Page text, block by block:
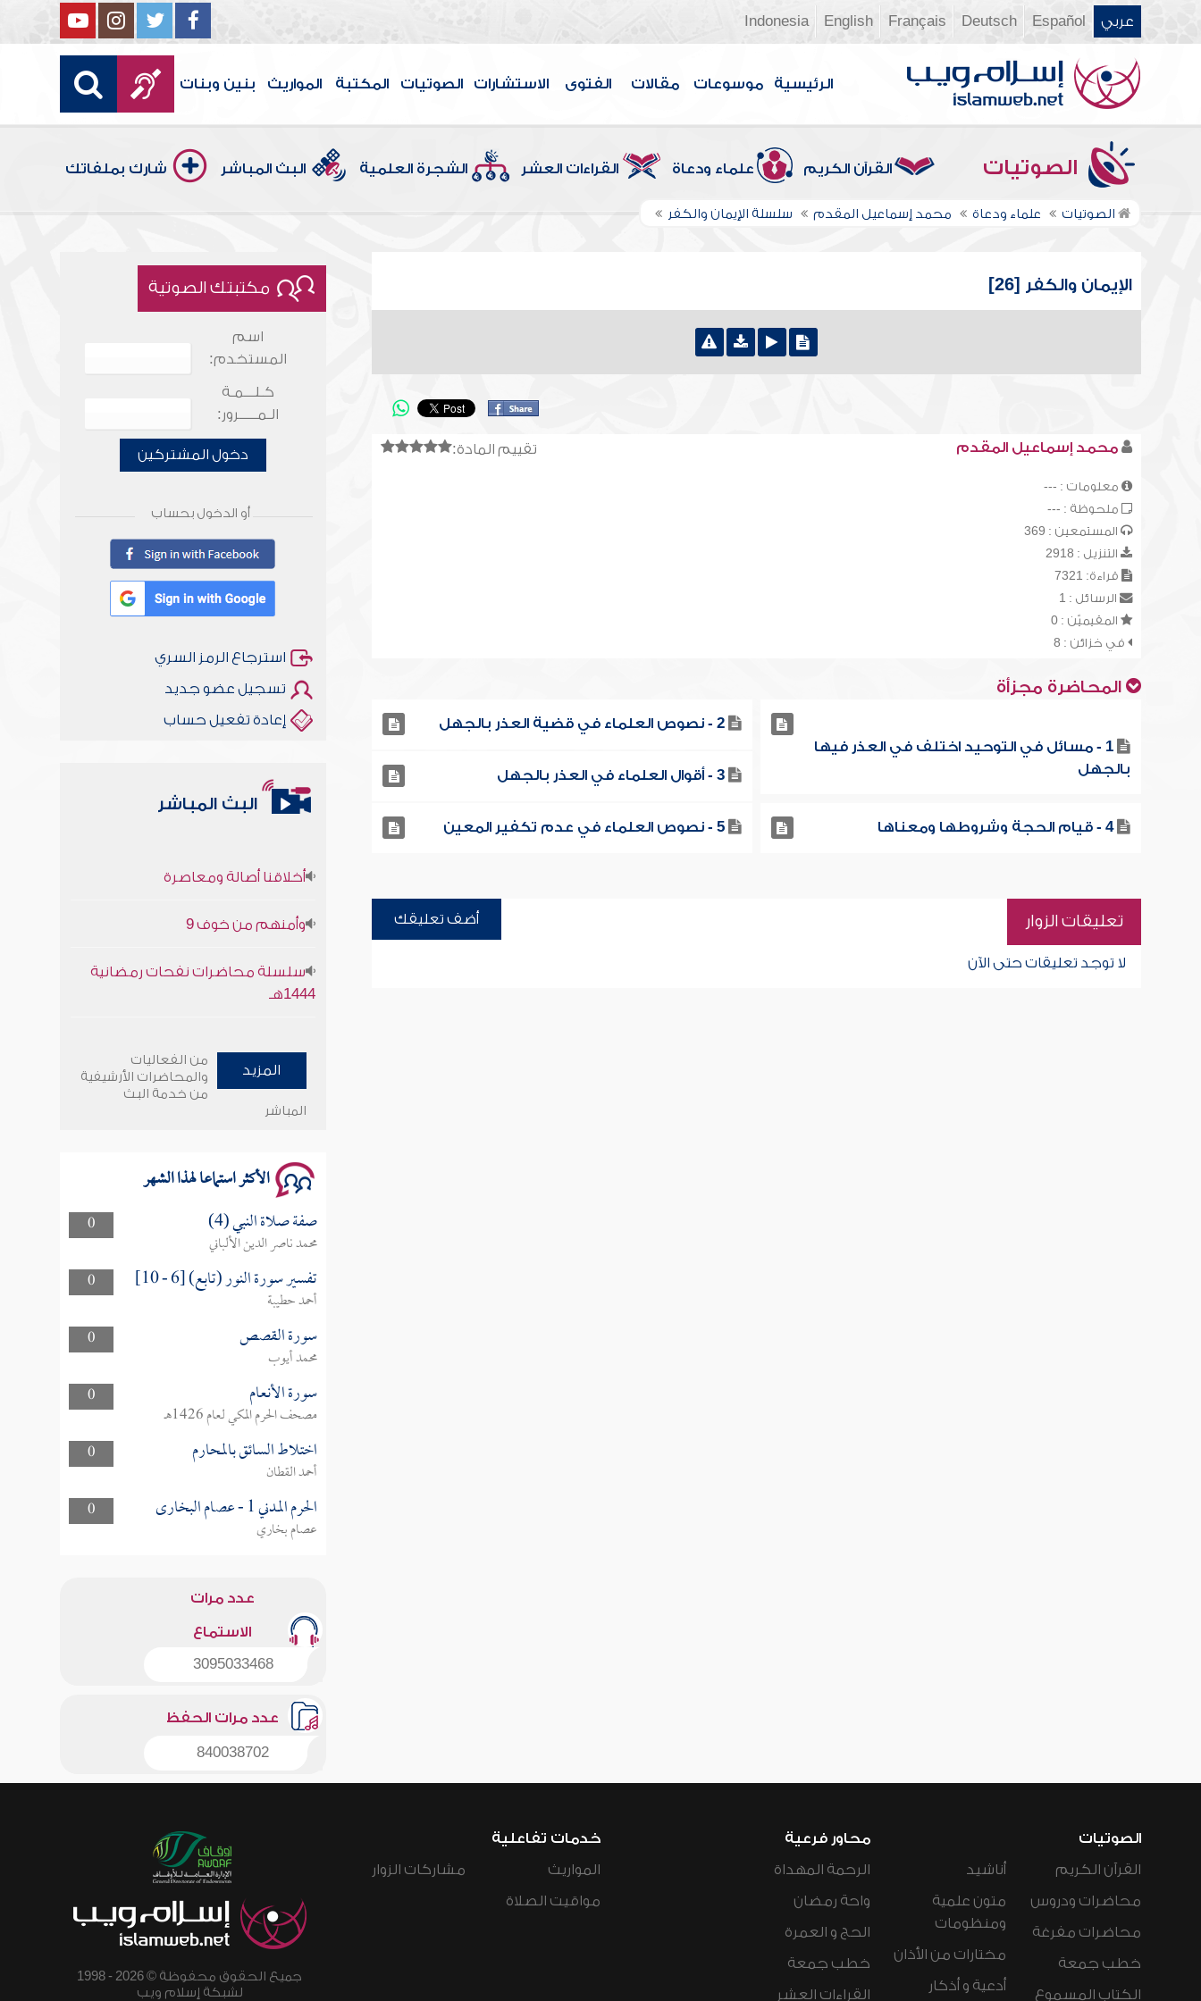
عربي Español
Deutsch
Français
English
Indonesia
الرئيسية موسوعات مقالات الفتوى الاستشارات الصوتيات المكتبة المواريث بنين وبنات
الصوتيات القرآن الكريم علماء ودعاة القراءات العشر الشجرة العلمية البث المباشر شارك بملفاتك
الصوتيات علماء ودعاة محمد إسماعيل المقدم سلسلة الإيمان والكفر
الإيمان والكفر [26]
تقييم المادة: محمد إسماعيل المقدم
معلومات : ---
ملحوظة : ---
المستمعين : 369
التنزيل : 2918
قراءة: 7321
الرسائل : 1
المقيميّن : 0
في خزائن : 8
المحاضرة مجزأة
1 - مسائل في التوحيد اختلف في العذر فيها
بالجهل
2 - نصوص العلماء في قضية العذر بالجهل
3 - أقوال العلماء في العذر بالجهل
4 - قيام الحجة وشروطها ومعناها 5 - نصوص العلماء في عدم تكفير المعين
تعليقات الزوار أضف تعليقك
لا توجد تعليقات حتى الآن
مكتبتك الصوتية
اسم
المستخدم:
كـلـــمـة
الـمـــــرور:
دخول المشتركين
أو الدخول بحساب
استرجاع الرمز السري
تسجيل عضو جديد
إعادة تفعيل حساب
البث المباشر
1444هـ
وأمنهم من خوف 9
المزيد
من الفعاليات
والمحاضرات الأرشيفية
من خدمة البث
المباشر
الأكثر استماعا لهذا الشهر
0 صفة صلاة النبي (4)
محمد ناصر الدين الألباني
0
تفسير سورة النور (تابع) [6 - 10]
أحمد حطيبة
0
سورة القصص
محمد أيوب
0
سورة الأنعام
مصحف الحرم المكي لعام 1426هـ
0
اختلاط السائق بالمحارم
أحمد القطان
0
الحرم المدني 1 - عصام البخارى
عصام بخاري
عدد مرات
الاستماع
3095033468
عدد مرات الحفظ
840038702
الصوتيات
القرآن الكريم
محاضرات ودروس
محاضرات مفرغة
خطب جمعة
الكتاب المسموع
أناشيد
متون علمية
ومنظومات
مختارات من الأذان
أدعية و أذكار
محاور فرعية
الرحمة المهداة
واحة رمضان
الحج و العمرة
خطب جمعة
القراءات العشر
خدمات تفاعلية
المواريث
مواقيت الصلاة
مشاركات الزوار
جميع الحقوق محفوظة © 2026 - 1998
لشبكة إسلام ويب